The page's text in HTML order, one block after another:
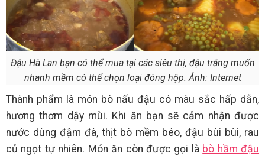
Đậu Hà Lan bạn có thể mua tại các siêu thị, đậu trắng muốn
nhanh mềm có thể chọn loại đóng hộp. Ảnh: Internet
Thành phẩm là món bò nấu đậu có màu sắc hấp dẫn,
hương thơm dậy mùi. Khi ăn bạn sẽ cảm nhận được
nước dùng đậm đà, thịt bò mềm béo, đậu bùi bùi, rau
củ ngọt tự nhiên. Món ăn còn được gọi là bò hầm đậu